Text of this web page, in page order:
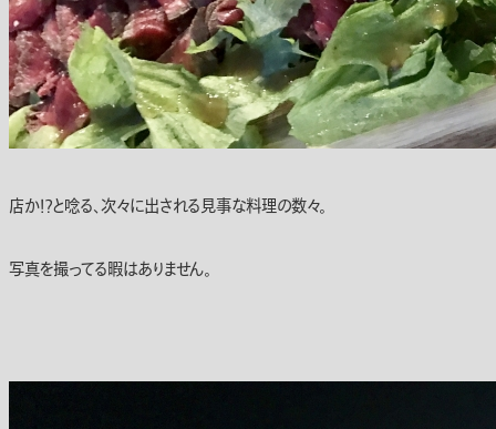
店か！？と唸る、次々に出される見事な料理の数々。
写真を撮ってる暇はありません。